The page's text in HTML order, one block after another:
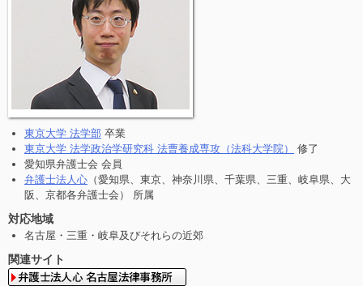
東京大学 法学部 卒業
東京大学 法学政治学研究科 法曹養成専攻（法科大学院）
修了
愛知県弁護士会 会員
弁護士法人心 （愛知県、東京、神奈川県、千葉県、三重、岐阜県、大
阪、京都各弁護士会） 所属
対応地域
名古屋・三重・岐阜及びそれらの近郊
関連サイト